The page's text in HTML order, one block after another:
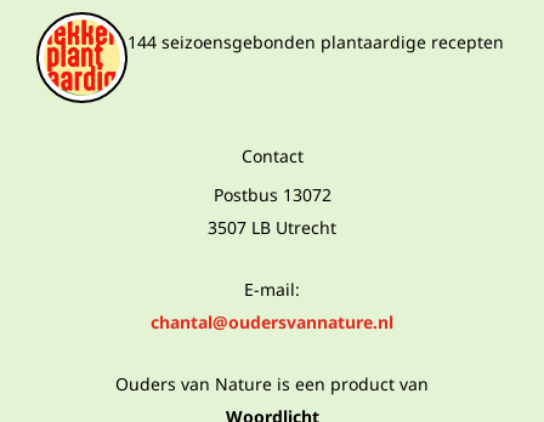
144 seizoensgebonden plantaardige recepten
Contact
Postbus 13072
3507 LB Utrecht
E-mail:
chantal@oudersvannature.nl
Ouders van Nature is een product van
Woordlicht